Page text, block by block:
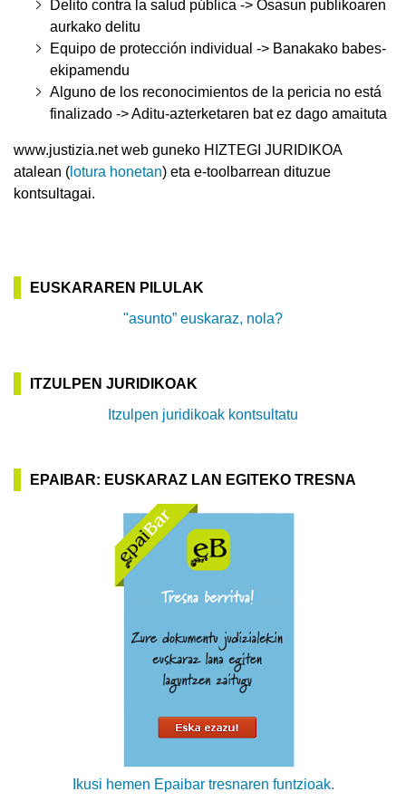
Delito contra la salud pública -> Osasun publikoaren
aurkako delitu
Equipo de protección individual -> Banakako babes-
ekipamendu
Alguno de los reconocimientos de la pericia no está
finalizado -> Aditu-azterketaren bat ez dago amaituta
www.justizia.net web guneko HIZTEGI JURIDIKOA
atalean ( lotura honetan) eta e-toolbarrean dituzue
kontsultagai.
EUSKARAREN PILULAK
"asunto” euskaraz, nola?
ITZULPEN JURIDIKOAK
Itzulpen juridikoak kontsultatu
EPAIBAR: EUSKARAZ LAN EGITEKO TRESNA
Ikusi hemen Epaibar tresnaren funtzioak.